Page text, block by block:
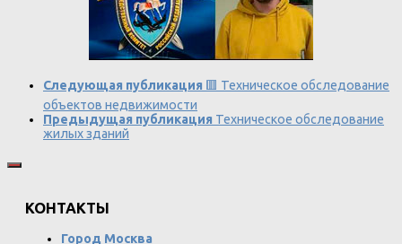
Следующая публикация 🟥 Техническое обследование
объектов недвижимости
Предыдущая публикация Техническое обследование
жилых зданий
КОНТАКТЫ
Город Москва